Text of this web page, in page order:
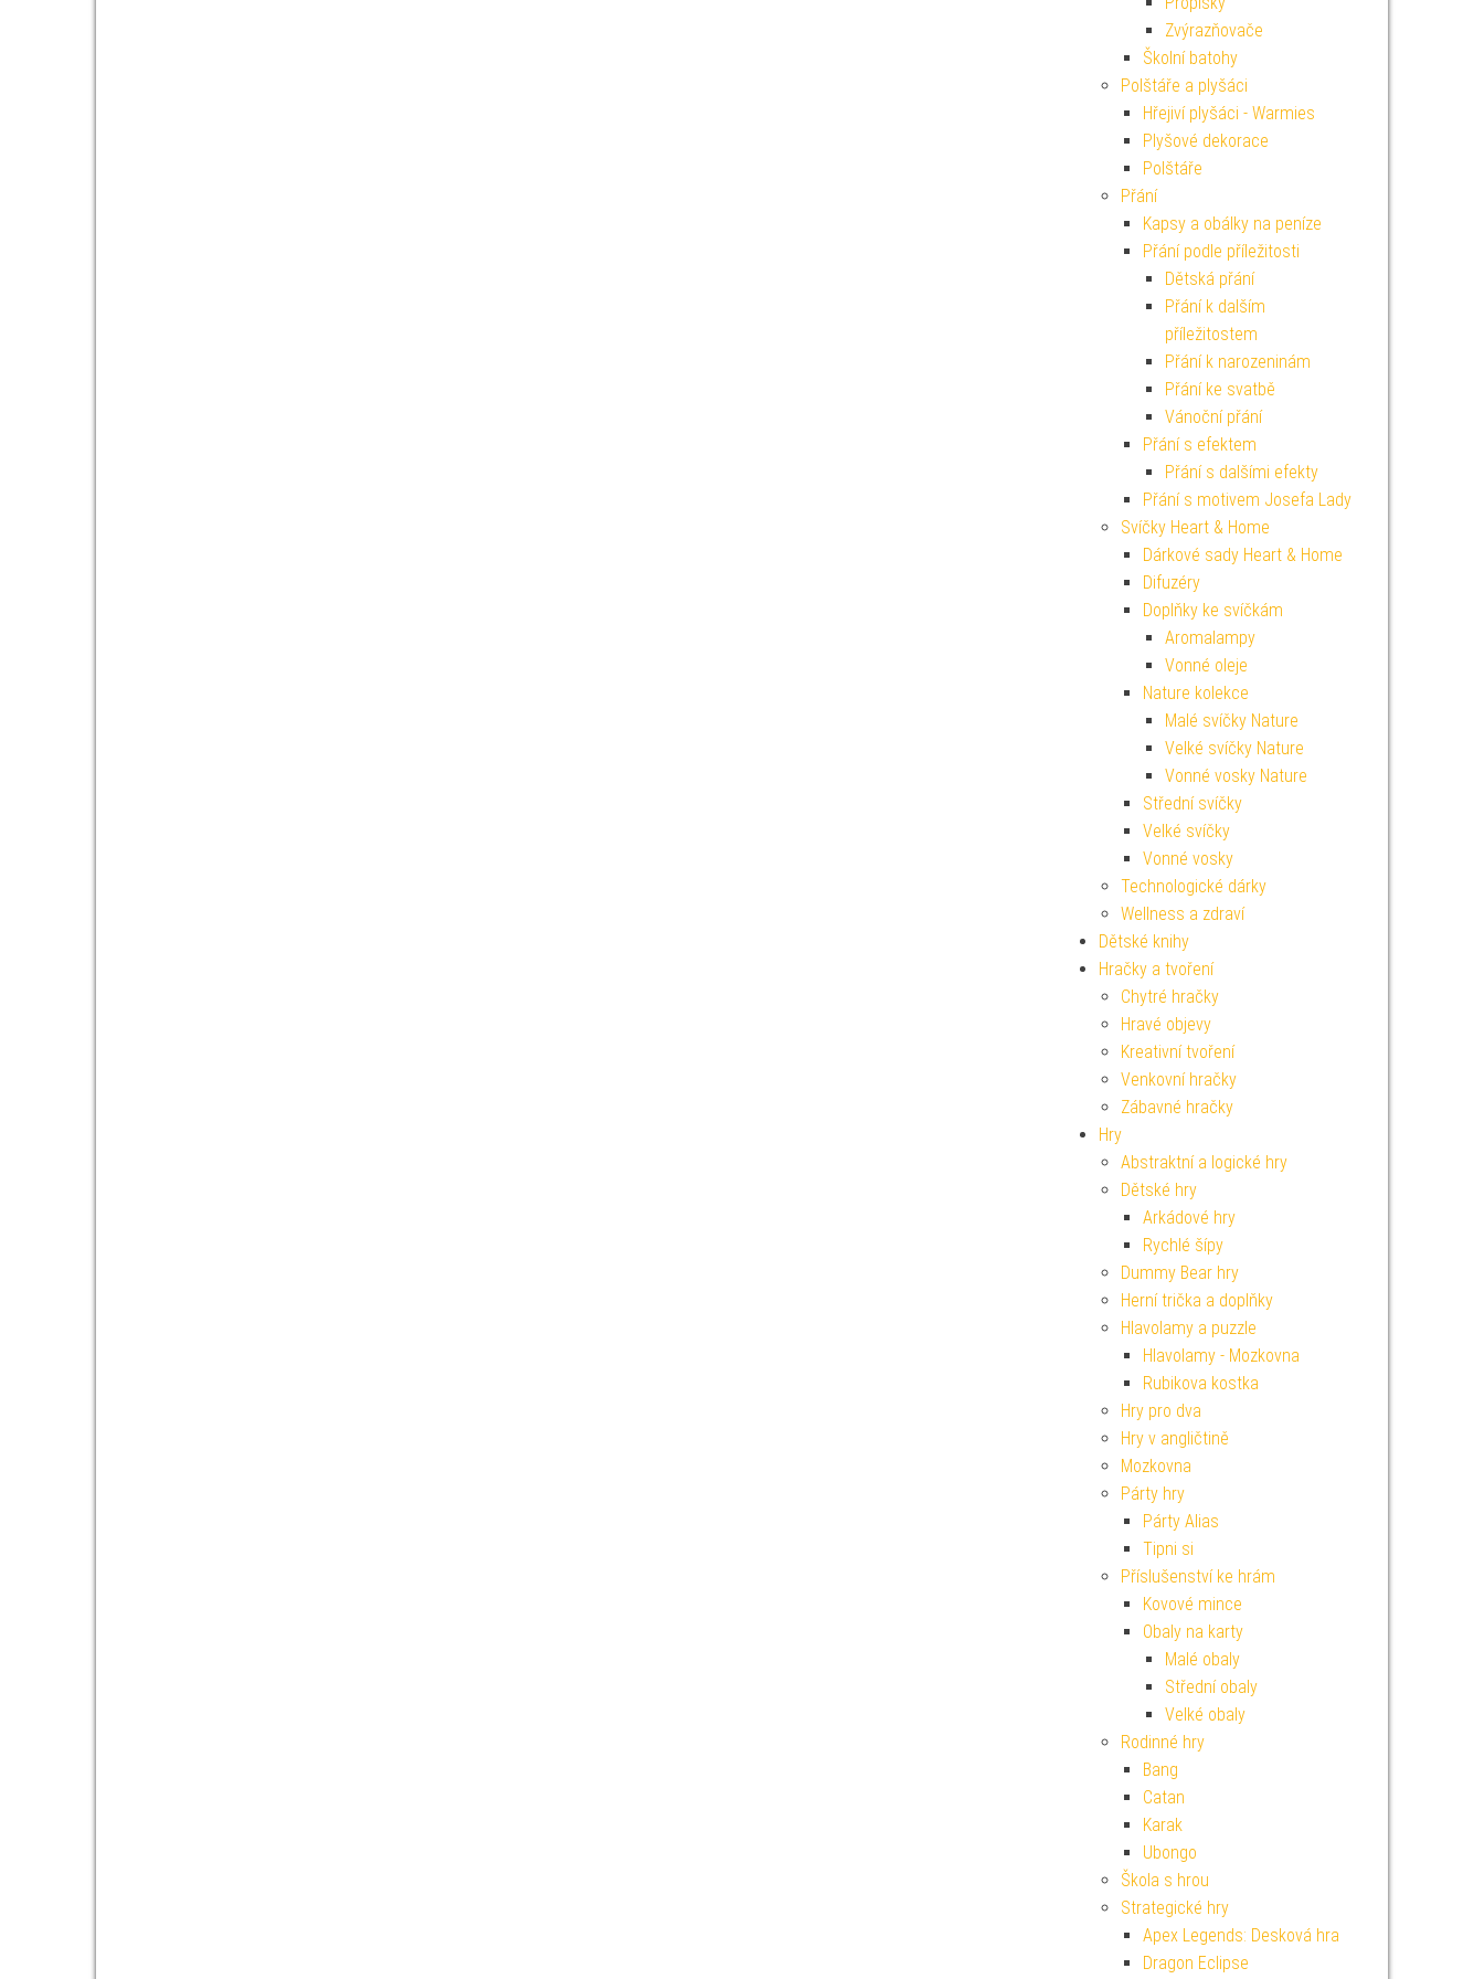
Zvýrazňovače
Školní batohy
Polštáře a plyšáci
Hřejiví plyšáci - Warmies
Plyšové dekorace
Polštáře
Přání
Kapsy a obálky na peníze
Přání podle příležitosti
Dětská přání
Přání k dalším
příležitostem
Přání k narozeninám
Přání ke svatbě
Vánoční přání
Přání s efektem
Přání s dalšími efekty
Přání s motivem Josefa Lady
Svíčky Heart & Home
Dárkové sady Heart & Home
Difuzéry
Doplňky ke svíčkám
Aromalampy
Vonné oleje
Nature kolekce
Malé svíčky Nature
Velké svíčky Nature
Vonné vosky Nature
Střední svíčky
Velké svíčky
Vonné vosky
Technologické dárky
Wellness a zdraví
Dětské knihy
Hračky a tvoření
Chytré hračky
Hravé objevy
Kreativní tvoření
Venkovní hračky
Zábavné hračky
Hry
Abstraktní a logické hry
Dětské hry
Arkádové hry
Rychlé šípy
Dummy Bear hry
Herní trička a doplňky
Hlavolamy a puzzle
Hlavolamy - Mozkovna
Rubikova kostka
Hry pro dva
Hry v angličtině
Mozkovna
Párty hry
Párty Alias
Tipni si
Příslušenství ke hrám
Kovové mince
Obaly na karty
Malé obaly
Střední obaly
Velké obaly
Rodinné hry
Bang
Catan
Karak
Ubongo
Škola s hrou
Strategické hry
Apex Legends: Desková hra
Dragon Eclipse